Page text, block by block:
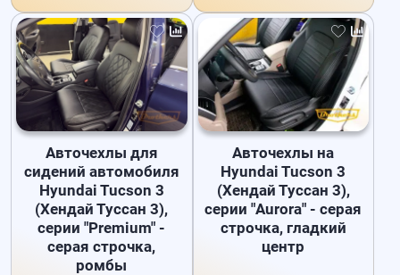
Авточехлы для
сидений автомобиля
Hyundai Tucson 3
(Хендай Туссан 3),
серии "Premium" -
серая строчка,
ромбы
Авточехлы на
Hyundai Tucson 3
(Хендай Туссан 3),
серии "Aurora" - серая
строчка, гладкий
центр